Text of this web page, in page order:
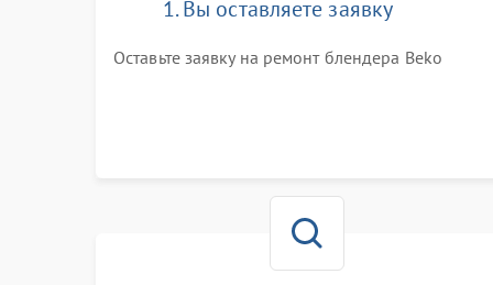
1. Вы оставляете заявку
Оставьте заявку на ремонт блендера Beko